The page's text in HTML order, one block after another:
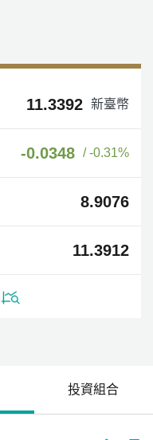
11.3392 新臺幣
-0.0348 / -0.31%
8.9076
11.3912
投資組合